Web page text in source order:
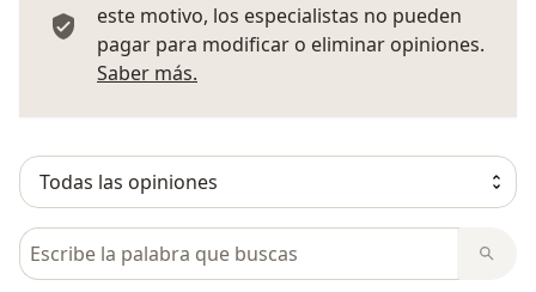
este motivo, los especialistas no pueden
pagar para modificar o eliminar opiniones.
Saber más.
Busca en opiniones